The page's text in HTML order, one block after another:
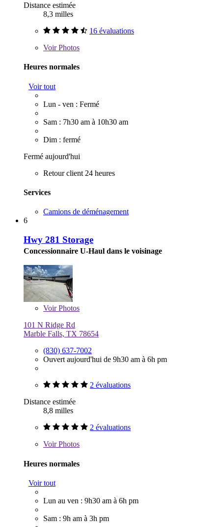
Distance estimée
8,3 milles
16 évaluations
VoirPhotos
Heures normales
Voir tout
Lun - ven : Fermé
Sam : 7h30 am à 10h30 am
Dim : fermé
Fermé aujourd'hui
Retour client 24 heures
Services
Camions de déménagement
6
Hwy 281 Storage
Concessionnaire U-Haul dans le voisinage
VoirPhotos
101 N Ridge Rd
Marble Falls, TX 78654
(830) 637-7002
Ouvert aujourd'hui de 9h30 am à 6h pm
2 évaluations
Distance estimée
8,8 milles
2 évaluations
VoirPhotos
Heures normales
Voir tout
Lun au ven : 9h30 am à 6h pm
Sam : 9h am à 3h pm